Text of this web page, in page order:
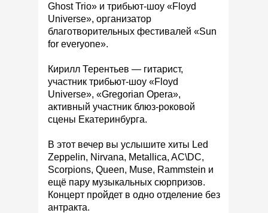
Ghost Trio» и трибьют-шоу «Floyd
Universe», организатор
благотворительных фестивалей «Sun
for everyone».
Кирилл Терентьев — гитарист,
участник трибьют-шоу «Floyd
Universe», «Gregorian Opera»,
активный участник блюз-роковой
сцены Екатеринбурга.
В этот вечер вы услышите хиты Led
Zeppelin, Nirvana, Metallica, AC\DC,
Scorpions, Queen, Muse, Rammstein и
ещё пару музыкальных сюрпризов.
Концерт пройдет в одно отделение без
антракта.